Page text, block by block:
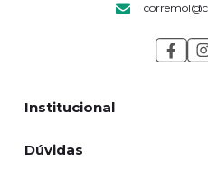
Institucional
Dúvidas